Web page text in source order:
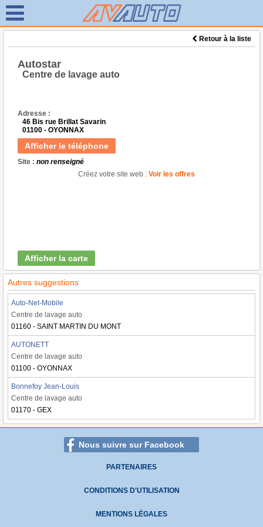
Retour à la liste
Autostar
Centre de lavage auto
Adresse :
46 Bis rue Brillat Savarin
01100 - OYONNAX
Afficher le téléphone
Site : non renseigné
Créez votre site web : Voir les offres
Afficher la carte
Autres suggestions
Auto-Net-Mobile
Centre de lavage auto
01160 - SAINT MARTIN DU MONT
AUTONETT
Centre de lavage auto
01100 - OYONNAX
Bonnefoy Jean-Louis
Centre de lavage auto
01170 - GEX
Nous suivre sur Facebook
PARTENAIRES
CONDITIONS D'UTILISATION
MENTIONS LÉGALES